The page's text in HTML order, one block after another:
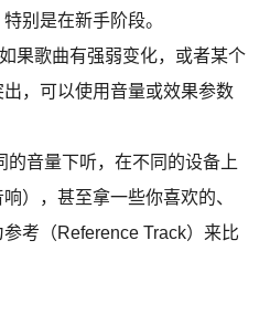
别是在新手阶段。
如果歌曲有强弱变化，或者某个
，可以使用音量或效果参数
的音量下听，在不同的设备上
），甚至拿一些你喜欢的、
考（Reference Track）来比